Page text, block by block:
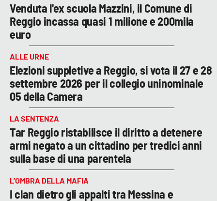
Venduta l'ex scuola Mazzini, il Comune di
Reggio incassa quasi 1 milione e 200mila
euro
ALLE URNE
Elezioni suppletive a Reggio, si vota il 27 e 28
settembre 2026 per il collegio uninominale
05 della Camera
LA SENTENZA
Tar Reggio ristabilisce il diritto a detenere
armi negato a un cittadino per tredici anni
sulla base di una parentela
L’OMBRA DELLA MAFIA
I clan dietro gli appalti tra Messina e